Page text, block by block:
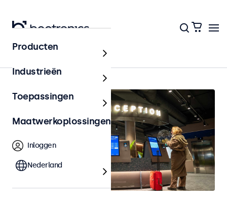
Home
Producten
Industrieën
Toepassingen
Maatwerkoplossingen
Inloggen
Nederland